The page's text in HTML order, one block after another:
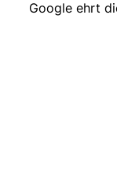
Google ehrt